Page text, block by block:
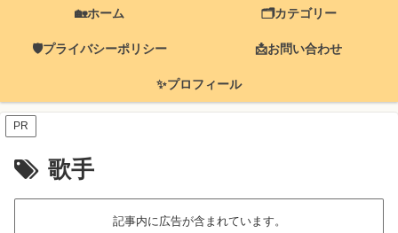
🏡ホーム 🗂️カテゴリー
🛡️プライバシーポリシー 📩お問い合わせ
✨プロフィール
PR
歌手
記事内に広告が含まれています。